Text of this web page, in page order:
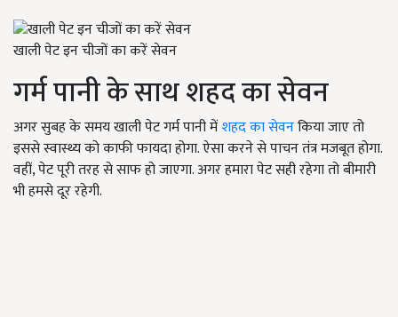
खाली पेट इन चीजों का करें सेवन
गर्म पानी के साथ शहद का सेवन
अगर सुबह के समय खाली पेट गर्म पानी मेंशहद का सेवनकिया जाए तो
इससे स्वास्थ्य को काफी फायदा होगा. ऐसा करने से पाचन तंत्र मजबूत होगा.
वहीं, पेट पूरी तरह से साफ हो जाएगा. अगर हमारा पेट सही रहेगा तो बीमारी
भी हमसे दूर रहेगी.